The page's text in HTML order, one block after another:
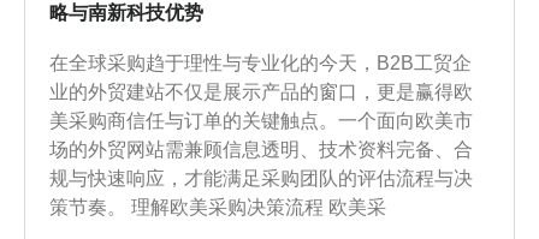
略与南新科技优势
在全球采购趋于理性与专业化的今天，B2B工贸企
业的外贸建站不仅是展示产品的窗口，更是赢得欧
美采购商信任与订单的关键触点。一个面向欧美市
场的外贸网站需兼顾信息透明、技术资料完备、合
规与快速响应，才能满足采购团队的评估流程与决
策节奏。 理解欧美采购决策流程 欧美采